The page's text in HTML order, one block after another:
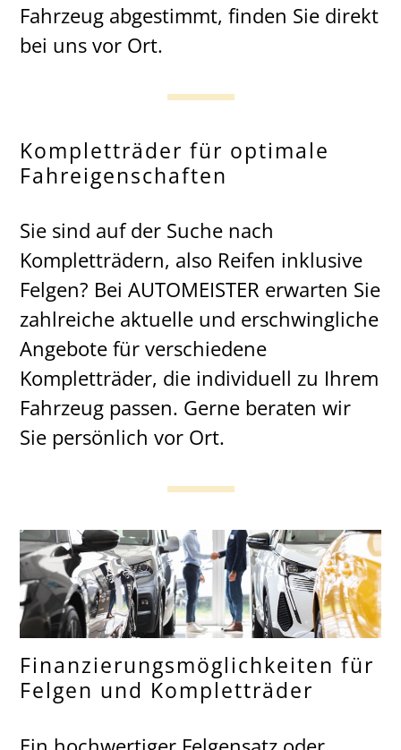
Fahrzeug abgestimmt, finden Sie direkt
bei uns vor Ort.
Kompletträder für optimale
Fahreigenschaften
Sie sind auf der Suche nach
Kompletträdern, also Reifen inklusive
Felgen? Bei AUTOMEISTER erwarten Sie
zahlreiche aktuelle und erschwingliche
Angebote für verschiedene
Kompletträder, die individuell zu Ihrem
Fahrzeug passen. Gerne beraten wir
Sie persönlich vor Ort.
Finanzierungsmöglichkeiten für
Felgen und Kompletträder